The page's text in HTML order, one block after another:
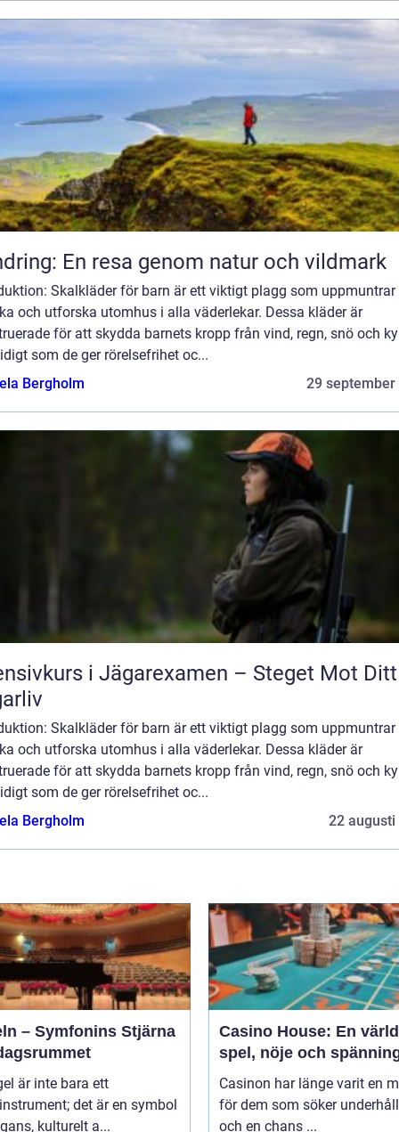
En resa genom natur och vildmark
Skalkläder för barn är ett viktigt plagg som uppmuntrar
och utforska utomhus i alla väderlekar. Dessa kläder är
för att skydda barnets kropp från vind, regn, snö och
som de ger rörelsefrihet oc...
Bergholm
29 september
i Jägarexamen – Steget Mot Ditt
Skalkläder för barn är ett viktigt plagg som uppmuntrar
och utforska utomhus i alla väderlekar. Dessa kläder är
för att skydda barnets kropp från vind, regn, snö och
som de ger rörelsefrihet oc...
Bergholm
22 augusti
– Symfonins Stjärna
är inte bara ett
det är en symbol
kulturelt a...
Casino House: En
spel, nöje och
Casinon har länge varit en
för dem som söker
och en chans ...